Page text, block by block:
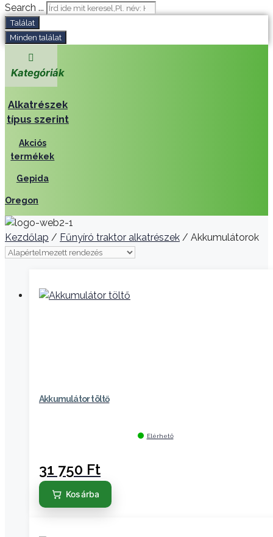
Search ...
Találat
Minden találat
Kategóriák
Alkatrészek
típus szerint
Akciós
termékek
Gepida
Oregon
Kezdőlap / Fűnyíró traktor alkatrészek / Akkumulátorok
Akkumulátor töltő
Elérhető
31 750 Ft
Kosárba